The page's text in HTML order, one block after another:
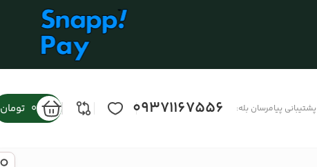
پشتیبانی پیامرسان بله: 09371167556
0 تومان